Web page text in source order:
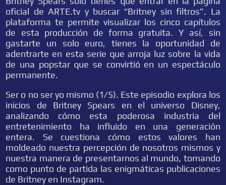
oficial de ARTE.tv y buscar “Britney sin filtros”. La
plataforma te permite visualizar los cinco capítulos
de esta producción de forma gratuita. Y así, sin
gastarte un solo euro, tienes la oportunidad de
adentrarte en esta serie que arroja luz sobre la vida
de una popstar que se convirtió en un espectáculo
permanente.
Ser o no ser yo mismo (1/5). Este episodio explora los
inicios de Britney Spears en el universo Disney,
analizando cómo esta poderosa industria del
entretenimiento ha influido en una generación
entera. Se cuestiona cómo estos valores han
moldeado nuestra percepción de nosotros mismos y
nuestra manera de presentarnos al mundo, tomando
como punto de partida las enigmáticas publicaciones
de Britney en Instagram.